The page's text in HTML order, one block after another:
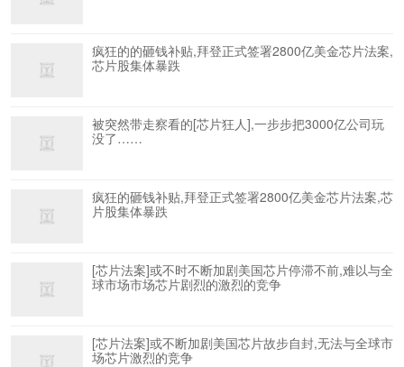
疯狂的的砸钱补贴,拜登正式签署2800亿美金芯片法案,
芯片股集体暴跌
被突然带走察看的[芯片狂人],一步步把3000亿公司玩
没了……
疯狂的砸钱补贴,拜登正式签署2800亿美金芯片法案,芯
片股集体暴跌
[芯片法案]或不时不断加剧美国芯片停滞不前,难以与全
球市场市场芯片剧烈的激烈的竞争
[芯片法案]或不断加剧美国芯片故步自封,无法与全球市
场芯片激烈的竞争